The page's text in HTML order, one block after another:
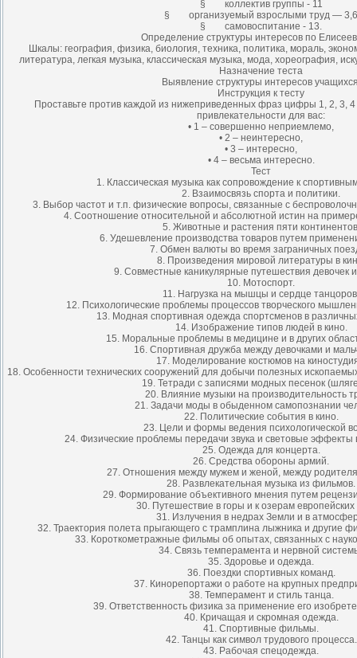
§ коллектив группы - 11
§ организуемый взрослыми труд — 3,6
§ самовоспитание - 13.
Определение структуры интересов по
Шкалы: география, физика, биология, техника, политика, мораль,
литература, легкая музыка, классическая музыка, мода, хореография,
Назначение теста
Выявление структуры интересов
Инструкция к тесту
Проставьте против каждой из нижеприведенных фраз цифры 1, 2, 3, 4
привлекательности для вас:
• 1 – совершенно неприемлемо,
• 2 – неинтересно,
• 3 – интересно,
• 4 – весьма интересно.
Тест
1. Классическая музыка как сопровождение к
2. Взаимосвязь спорта и политики.
3. Выбор частот и т.п. физические вопросы, связанные с
4. Соотношение относительной и абсолютной истин на
5. Животные и растения пяти
6. Удешевление производства товаров путем
7. Обмен валюты во время заграничных
8. Произведения мировой литературы в
9. Совместные каникулярные путешествия девочек
10. Мотоспорт.
11. Нагрузка на мышцы и сердце
12. Психологические проблемы процессов творческого
13. Модная спортивная одежда спортсменов в
14. Изображение типов людей в кино.
15. Моральные проблемы в медицине и в других
16. Спортивная дружба между девочками и
17. Моделирование костюмов на
18. Особенности технических сооружений для добычи полезных
19. Тетради с записями модных песенок
20. Влияние музыки на производительность
21. Задачи моды в обыденном самопознании
22. Политические события в кино.
23. Цели и формы ведения психологической
24. Физические проблемы передачи звука и световые эффекты
25. Одежда для концерта.
26. Средства обороны армий.
27. Отношения между мужем и женой, между
28. Развлекательная музыка из фильмов.
29. Формирование объективного мнения путем
30. Путешествие в горы и к озерам европейских
31. Излучения в недрах Земли и в
32. Траектория полета прыгающего с трамплина лыжника и другие
33. Короткометражные фильмы об опытах, связанных с
34. Связь темперамента и нервной
35. Здоровье и одежда.
36. Поездки спортивных команд.
37. Кинорепортажи о работе на крупных
38. Темперамент и стиль танца.
39. Ответственность физика за применение его
40. Кричащая и скромная одежда.
41. Спортивные фильмы.
42. Танцы как символ трудового процесса.
43. Рабочая спецодежда.